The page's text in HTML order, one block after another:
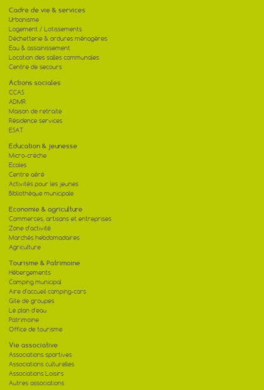
Cadre de vie & services
Urbanisme
Logement / Lotissements
Déchetterie & ordures ménagères
Eau & assainissement
Location des salles communales
Centre de secours
Actions sociales
CCAS
ADMR
Maison de retraite
Résidence services
ESAT
Education & jeunesse
Micro-crèche
Ecoles
Centre aéré
Activités pour les jeunes
Bibliothèque municipale
Economie & agriculture
Commerces, artisans et entreprises
Zone d'activité
Marchés hebdomadaires
Agriculture
Tourisme & Patrimoine
Hébergements
Camping municipal
Aire d'accueil camping-cars
Gite de groupes
Le plan d'eau
Patrimoine
Office de tourisme
Vie associative
Associations sportives
Associations culturelles
Associations Loisirs
Autres associations